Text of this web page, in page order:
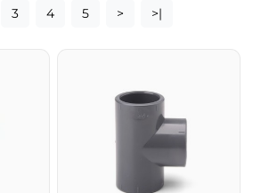
3 4 5 > >|